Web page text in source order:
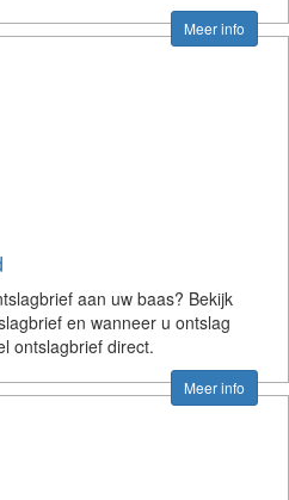
Meer info
aan uw baas? Bekijk
en wanneer u ontslag
ontslagbrief direct.
Meer info